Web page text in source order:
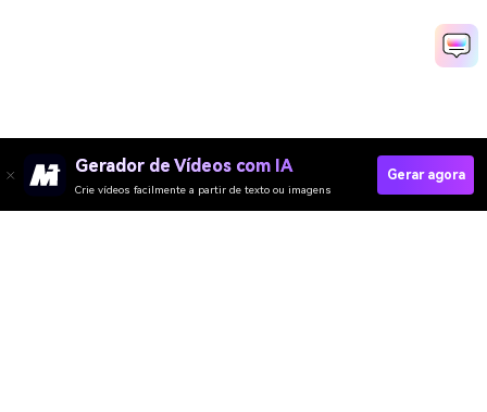
Gerador de Vídeos com IA
Crie vídeos facilmente a partir de texto ou imagens
Gerar agora